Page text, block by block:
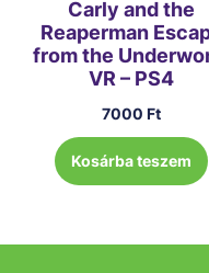
Carly and the
Reaperman
from the
VR – PS4
7000Ft
Kosárba teszem